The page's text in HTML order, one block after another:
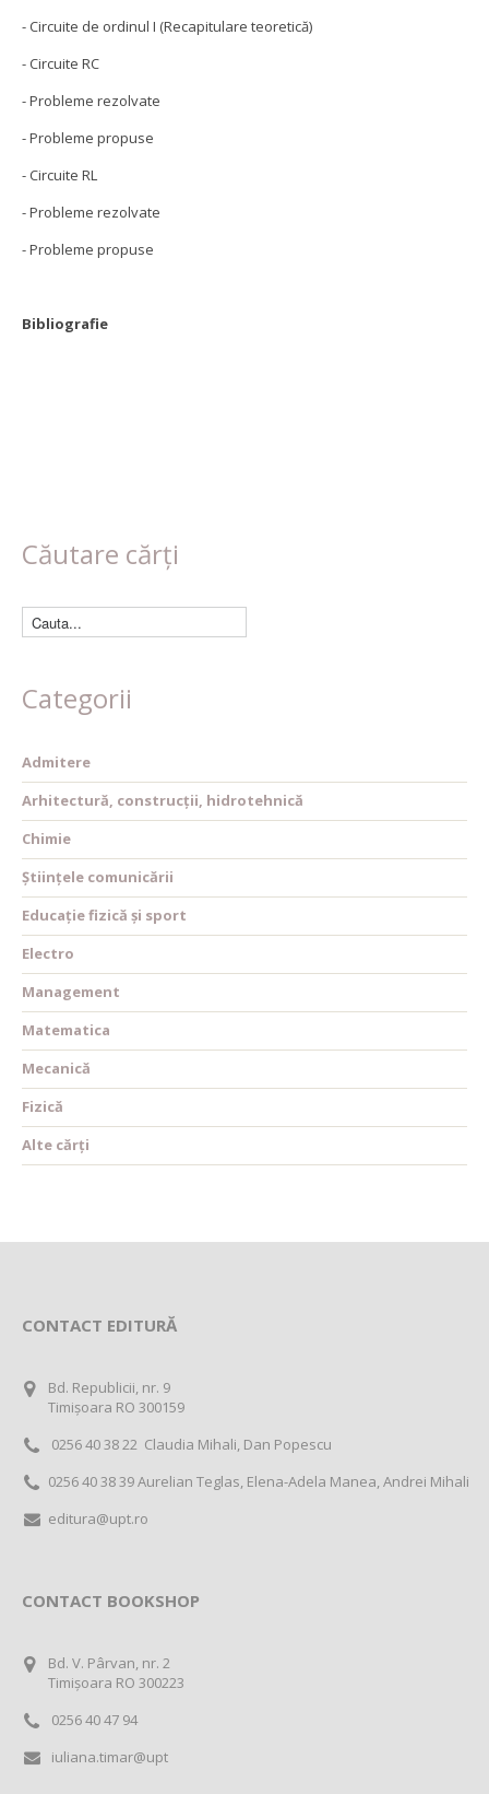
- Circuite de ordinul I (Recapitulare teoretică)
- Circuite RC
- Probleme rezolvate
- Probleme propuse
- Circuite RL
- Probleme rezolvate
- Probleme propuse
Bibliografie
Căutare cărți
Categorii
Admitere
Arhitectură, construcții, hidrotehnică
Chimie
Științele comunicării
Educație fizică și sport
Electro
Management
Matematica
Mecanică
Fizică
Alte cărți
CONTACT EDITURĂ
Bd. Republicii, nr. 9
Timișoara RO 300159
0256 40 38 22 Claudia Mihali, Dan Popescu
0256 40 38 39 Aurelian Teglas, Elena-Adela Manea, Andrei Mihali
editura@upt.ro
CONTACT BOOKSHOP
Bd. V. Pârvan, nr. 2
Timișoara RO 300223
0256 40 47 94
iuliana.timar@upt